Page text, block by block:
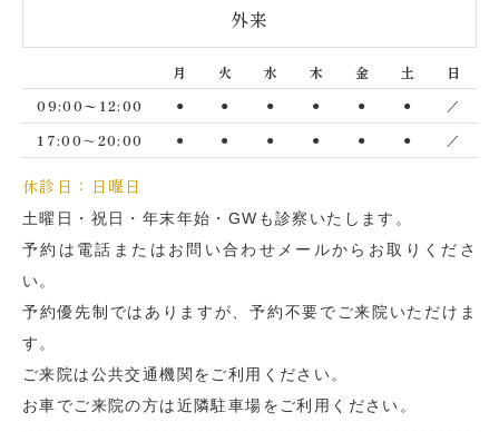
外来
月 火 水 木 金 土 日
09:00〜12:00 ● ● ● ● ● ● ／
17:00～20:00 ● ● ● ● ● ● ／
休診日：日曜日
土曜日・祝日・年末年始・GWも診察いたします。
予約は電話またはお問い合わせメールからお取りくださ
い。
予約優先制ではありますが、予約不要でご来院いただけま
す。
ご来院は公共交通機関をご利用ください。
お車でご来院の方は近隣駐車場をご利用ください。